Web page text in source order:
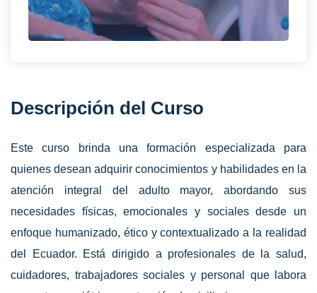
Descripción del Curso
Este curso brinda una formación especializada para
quienes desean adquirir conocimientos y habilidades en la
atención integral del adulto mayor, abordando sus
necesidades físicas, emocionales y sociales desde un
enfoque humanizado, ético y contextualizado a la realidad
del Ecuador. Está dirigido a profesionales de la salud,
cuidadores, trabajadores sociales y personal que labora